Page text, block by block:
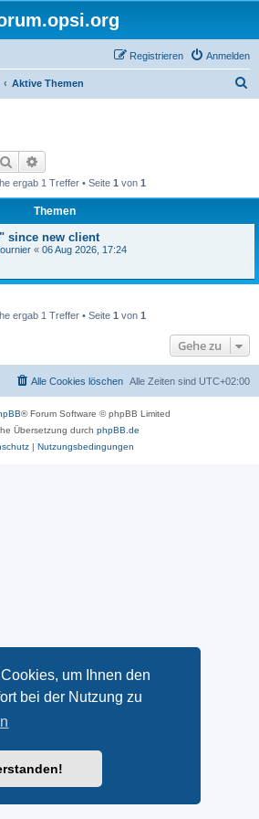
um Ihnen den
bei der Nutzung zu
Anmelden
Registrieren
Aktive Themen
Suche
ergab 1 Treffer • Seite 1 von 1
Themen
since new client
« 06 Aug 2026, 17:24
ergab 1 Treffer • Seite 1 von 1
Gehe zu
Alle Zeiten sind UTC+02:00
Alle Cookies löschen
® Forum Software © phpBB Limited
Übersetzung durch phpBB.de
| Nutzungsbedingungen